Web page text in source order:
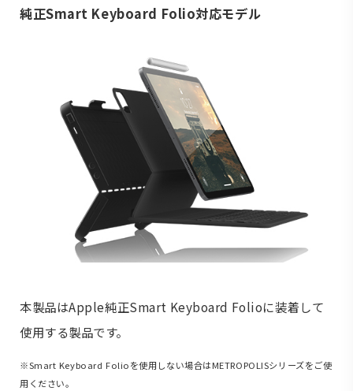
純正Smart Keyboard Folio対応モデル
本製品はApple純正Smart Keyboard Folioに装着して
使用する製品です。
※Smart Keyboard Folioを使用しない場合はMETROPOLISシリーズをご使
用ください。